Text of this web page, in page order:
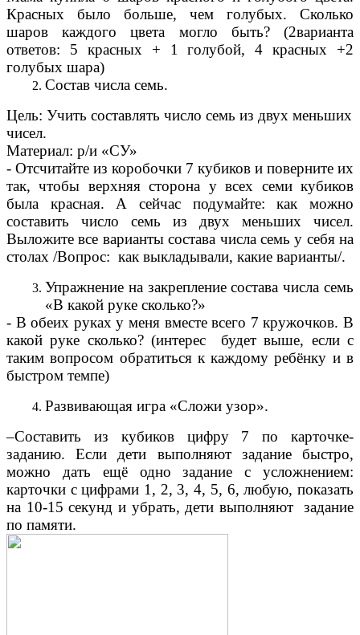
Красных было больше, чем голубых. Сколько
шаров каждого цвета могло быть? (2варианта
ответов: 5 красных + 1 голубой, 4 красных +2
голубых шара)
Состав числа семь.
Цель: Учить составлять число семь из двух меньших
чисел.
Материал: р/и «СУ»
- Отсчитайте из коробочки 7 кубиков и поверните их
так, чтобы верхняя сторона у всех семи кубиков
была красная. А сейчас подумайте: как можно
составить число семь из двух меньших чисел.
Выложите все варианты состава числа семь у себя на
столах /Вопрос: как выкладывали, какие варианты/.
Упражнение на закрепление состава числа семь
«В какой руке сколько?»
- В обеих руках у меня вместе всего 7 кружочков. В
какой руке сколько? (интерес будет выше, если с
таким вопросом обратиться к каждому ребёнку и в
быстром темпе)
Развивающая игра «Сложи узор».
–Составить из кубиков цифру 7 по карточке-
заданию. Если дети выполняют задание быстро,
можно дать ещё одно задание с усложнением:
карточки с цифрами 1, 2, 3, 4, 5, 6, любую, показать
на 10-15 секунд и убрать, дети выполняют задание
по памяти.